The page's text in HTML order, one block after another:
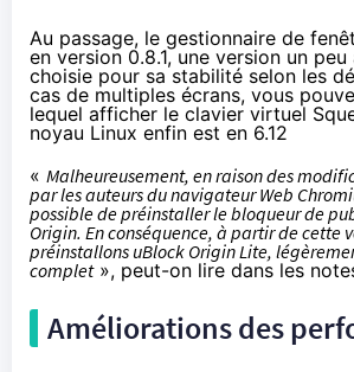
Au passage, le gestionnaire de
en version 0.8.1, une version un peu
choisie pour sa stabilité selon les
cas de multiples écrans, vous
lequel afficher le clavier virtuel
noyau Linux enfin est en 6.12
« Malheureusement, en raison des
par les auteurs du navigateur Web
possible de préinstaller le bloqueur de
Origin. En conséquence, à partir de cette
préinstallons uBlock Origin Lite,
complet», peut-on lire dans les
Améliorations des